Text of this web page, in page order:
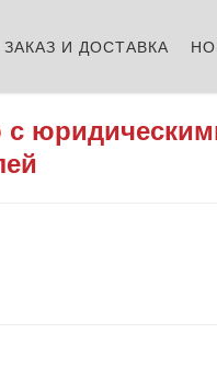
ЗАКАЗ И ДОСТАВКА
с